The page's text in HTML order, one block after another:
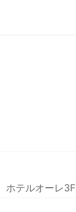
テルオーレ3F